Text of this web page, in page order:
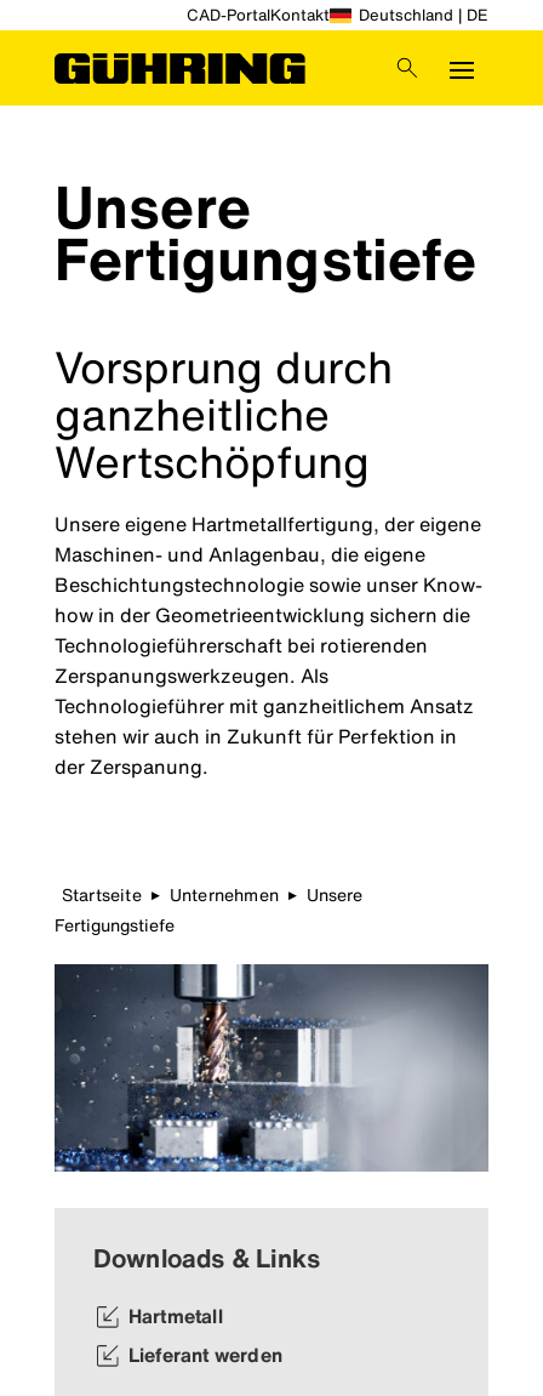
CAD-PortalKontakt Deutschland | DE
Unsere
Fertigungstiefe
Vorsprung durch
ganzheitliche
Wertschöpfung
Unsere eigene Hartmetallfertigung, der eigene
Maschinen- und Anlagenbau, die eigene
Beschichtungstechnologie sowie unser Know-
how in der Geometrieentwicklung sichern die
Technologieführerschaft bei rotierenden
Zerspanungswerkzeugen. Als
Technologieführer mit ganzheitlichem Ansatz
stehen wir auch in Zukunft für Perfektion in
der Zerspanung.
Startseite ▶ Unternehmen ▶
Unsere
Fertigungstiefe
Downloads & Links
Hartmetall
Lieferant werden